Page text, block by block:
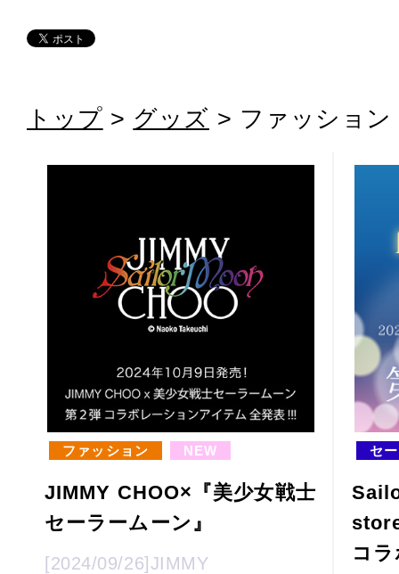
トップ > グッズ > ファッション
ファッション NEW
JIMMY CHOO×『美少女戦士
セーラームーン』
[2024/09/26]JIMMY
セ
コ